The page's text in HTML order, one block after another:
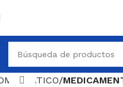
Haga Click para